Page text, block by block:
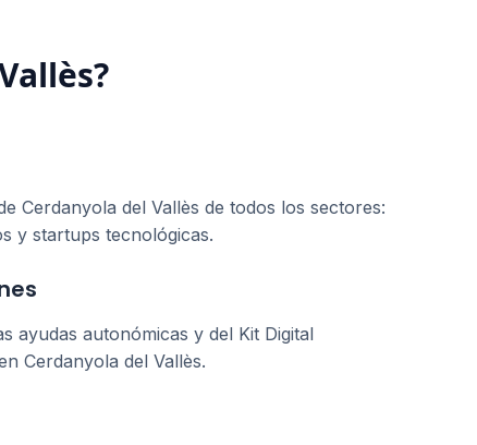
?
Cerdanyola del Vallès de todos los sectores:
y startups tecnológicas.
ayudas autonómicas y del Kit Digital
Cerdanyola del Vallès.